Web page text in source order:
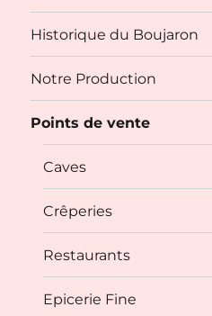
Historique du Boujaron
Notre Production
Points de vente
Caves
Crêperies
Restaurants
Epicerie Fine